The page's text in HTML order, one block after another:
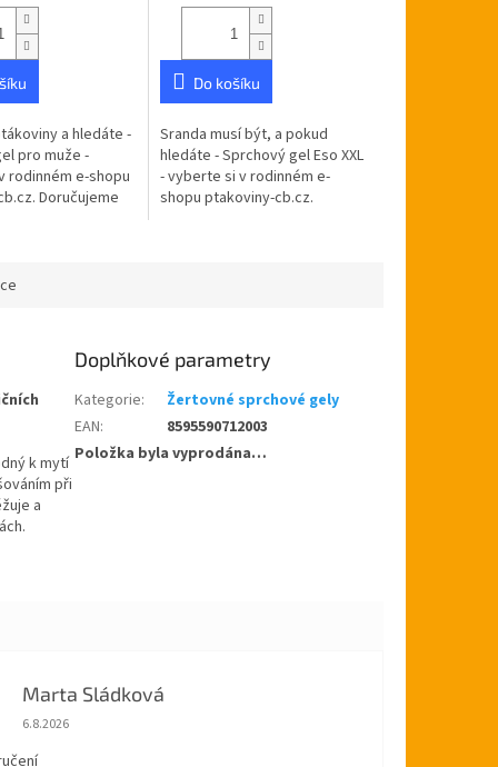
a hledáte -
pro muže -
rodinném e-shopu
Doručujeme
hvězdiček.
Do košíku
Sranda musí být, a pokud
hledáte - Sprchový gel Eso XXL
- vyberte si v rodinném e-
shopu ptakoviny-cb.cz.
k mytí
při
a
Doplňkové parametry
Kategorie:
Žertovné sprchové gely
EAN:
8595590712003
Položka byla vyprodána…
Marta Sládková
Hodnocení obchodu je 5 z 5 hvězdiček.
6.8.2026